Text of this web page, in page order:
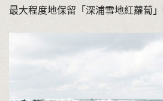
最大程度地保留「深浦雪地紅蘿蔔